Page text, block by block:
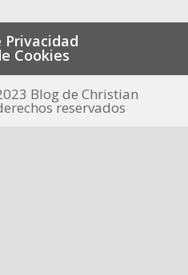
Privacidad
Cookies
Blog de Christian
reservados